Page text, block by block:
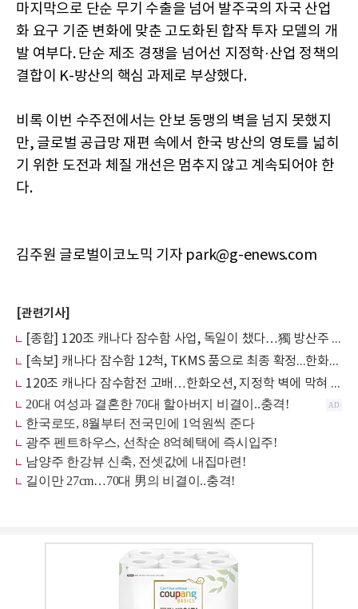
마지막으로 단순 무기 수출을 넘어 발주국의 자국 산업
화 요구 기준 변화에 맞춘 고도화된 합작 투자 모델의 개
발 여부다. 단순 제조 경쟁을 넘어선 지정학·산업 정책의
결합이 K-방산의 핵심 과제로 부상했다.
비록 이번 수주전에서는 안보 동맹의 벽을 넘지 못했지
만, 글로벌 공급망 재편 속에서 한국 방산의 영토를 넓히
기 위한 도전과 체질 개선은 멈추지 않고 계속되어야 한
다.
김주원 글로벌이코노믹 기자 park@g-enews.com
[관련기사]
[종합] 120조 캐나다 잠수함 사업, 독일이 챘다…獨 방산주 12.9% 폭등 ‘축포’
[속보] 캐나다 잠수함 12척, TKMS 품으로 최종 확정...한화오션 고배
120조 캐나다 잠수함전 고배…한화오션, 지정학 벽에 막혀 막판 탈락